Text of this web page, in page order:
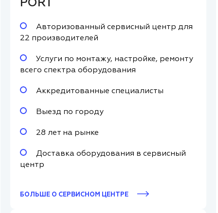
PORT
Авторизованный сервисный центр для
22 производителей
Услуги по монтажу, настройке, ремонту
всего спектра оборудования
Аккредитованные специалисты
Выезд по городу
28 лет на рынке
Доставка оборудования в сервисный
центр
БОЛЬШЕ О СЕРВИСНОМ ЦЕНТРЕ